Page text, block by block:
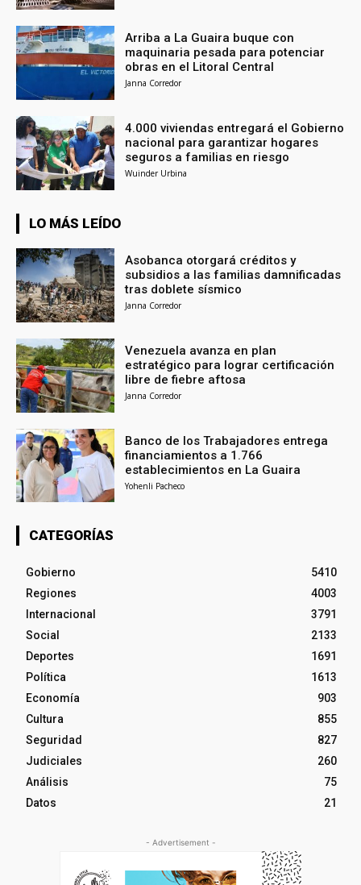
Arriba a La Guaira buque con
maquinaria pesada para potenciar
obras en el Litoral Central
Janna Corredor
4.000 viviendas entregará el Gobierno
nacional para garantizar hogares
seguros a familias en riesgo
Wuinder Urbina
LO MÁS LEÍDO
Asobanca otorgará créditos y
subsidios a las familias damnificadas
tras doblete sísmico
Janna Corredor
Venezuela avanza en plan
estratégico para lograr certificación
libre de fiebre aftosa
Janna Corredor
Banco de los Trabajadores entrega
financiamientos a 1.766
establecimientos en La Guaira
Yohenli Pacheco
CATEGORÍAS
Gobierno
5410
Regiones
4003
Internacional
3791
Social
2133
Deportes
1691
Política
1613
Economía
903
Cultura
855
Seguridad
827
Judiciales
260
Análisis
75
Datos
21
- Advertisement -